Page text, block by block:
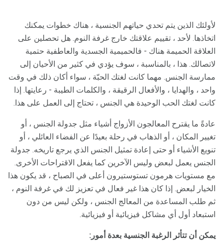
لأولئك الذين يتم تحدي حياتهم الجنسية ، هناك خطوات يمكنك
اتخاذها. لأحد ، تقييم علاقتك خارج غرفة النوم. هل تحصلين على
العلاقة الحميمة هناك - فالحميمية الجسدية والعاطفية حتمية
لاتصالك. هذا ، بالمناسبة ، سوف يؤدي في كثير من الأحيان إلى
ممارسة الجنس. مهما كانت لغتك الحبّة ، سواء أكان ذلك في وقت
واحد ، والهدايا ، والأفعال الرقيقة ، والكلمات الطيبة - رعايتها. إذا
كانت لغتك الحب الوحيدة هي الجنس ، تحتاج إلى العمل على هذا.
عادةً ما يقترح المعالجون الأزواج أشياء مثل جدولة الجنس ، أو
تغيير المكان ، أو الذهاب في رحلة بعيدًا عن الفضاء العائلي ، أو
تنويع الأشياء أو حتى إعادة تمثيل الجنس الذي يرجع تاريخه. جدولة
الجنس يعمل لبعض وليس الآخرين كما يفعل الاقتراحات الأخرى.
مع مستويات هرمون تستوستيرون أعلى في الصباح ، قد يكون هذا
الخيار لبعض. إذا كان هذا غير فعال في تعزيز لك في غرفة النوم ،
ثم طلب المساعدة من المعالج الجنس ، ولكن ليس من دون
استبعاد أول أي مشاكل فيزيائية أو فيزيائية.
يمكن أن تتأثر الرغبة الجنسية بعدة أمور: